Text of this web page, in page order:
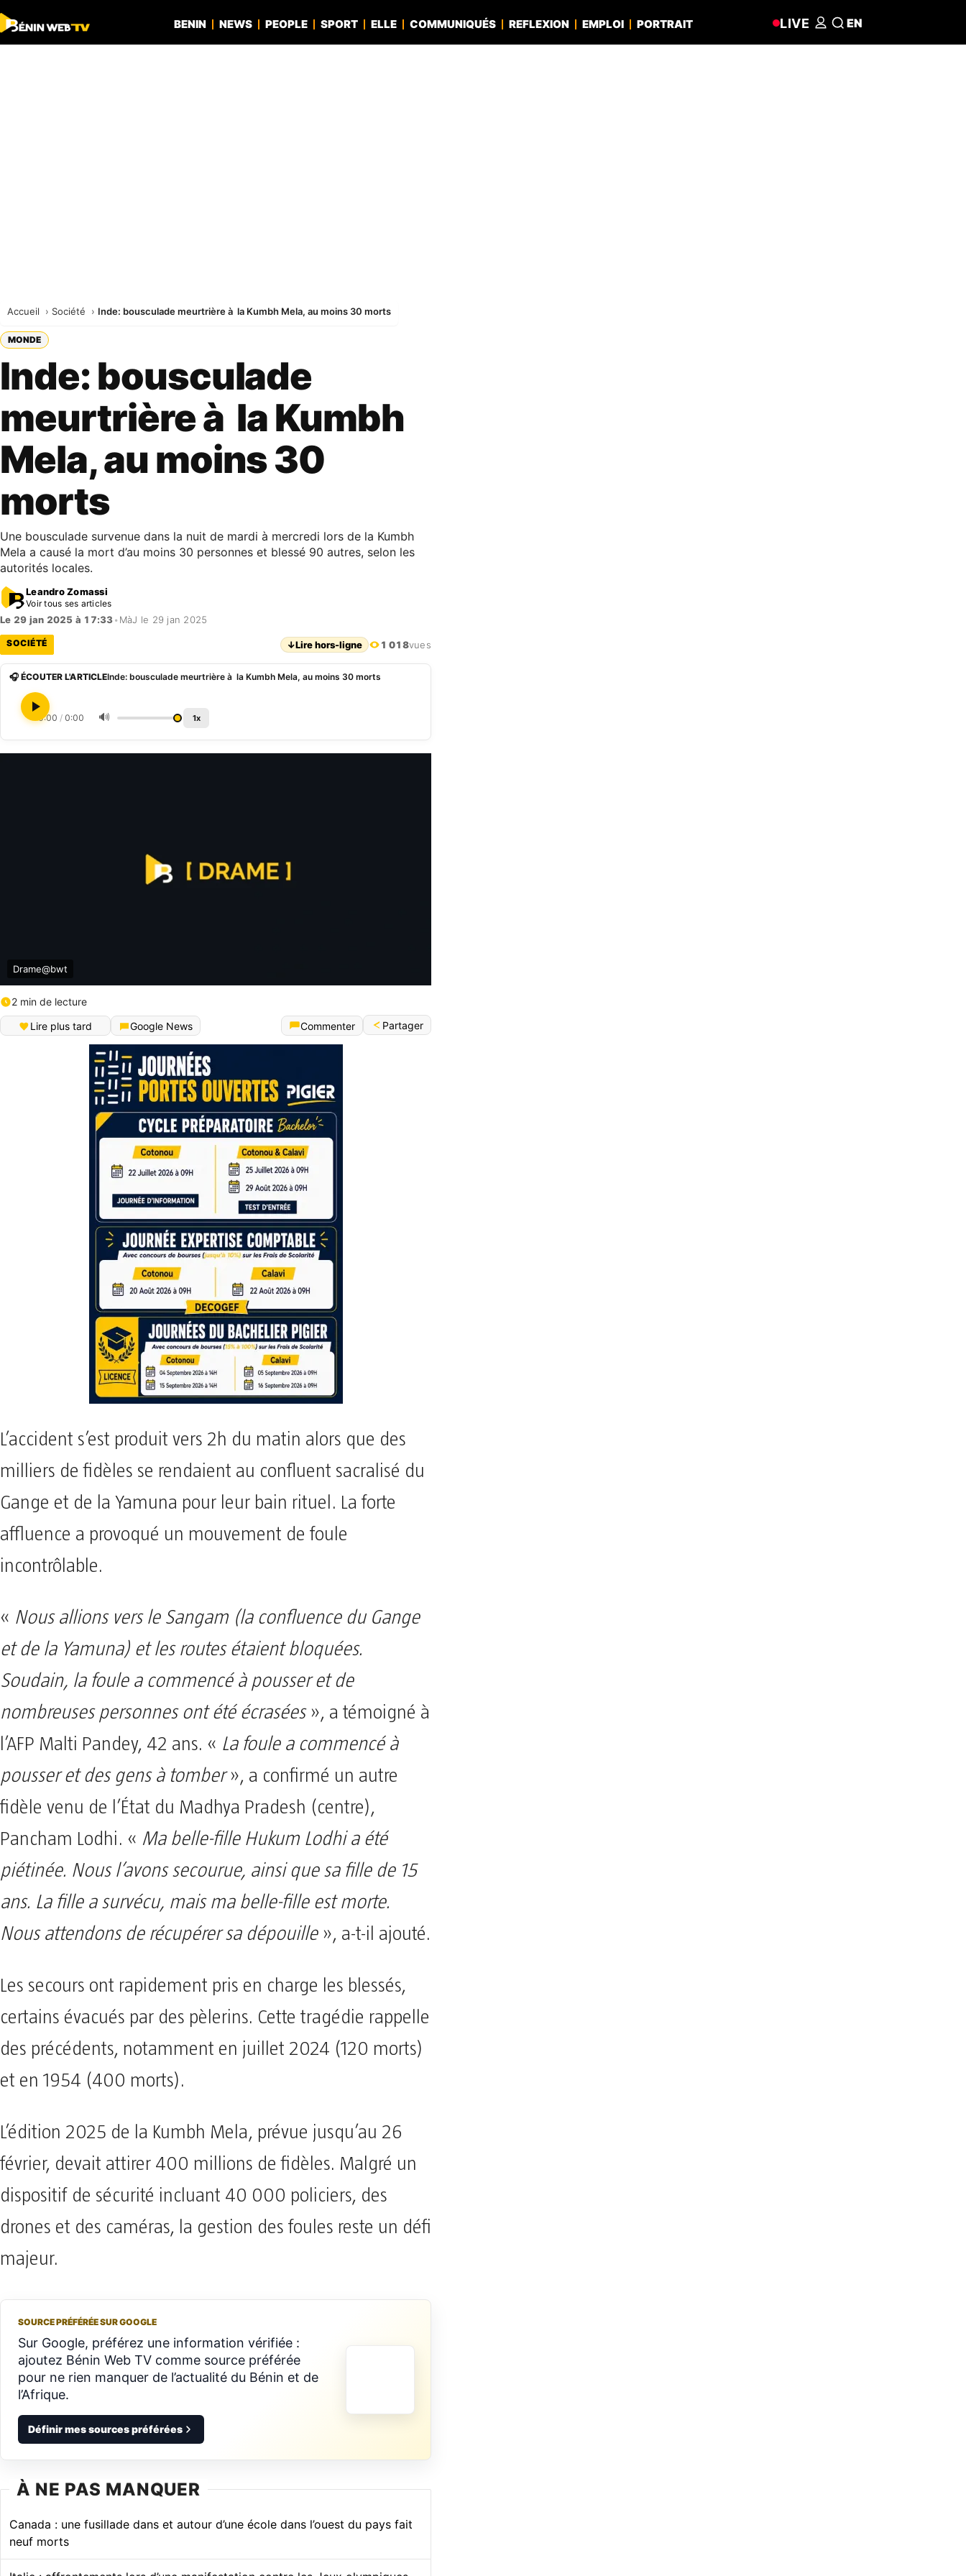
BENIN NEWS PEOPLE SPORT ELLE COMMUNIQUÉS REFLEXION EMPLOI PORTRAIT LIVE EN
Accueil Société Inde: bousculade meurtrière à la Kumbh Mela, au moins 30 morts
MONDE
Inde: bousculade
meurtrière à la Kumbh
Mela, au moins 30
morts
Une bousculade survenue dans la nuit de mardi à mercredi lors de la Kumbh
Mela a causé la mort d’au moins 30 personnes et blessé 90 autres, selon les
autorités locales.
Leandro Zomassi
Voir tous ses articles
Le 29 jan 2025 à 17:33• MàJ le 29 jan 2025
SOCIÉTÉ ↓Lire hors-ligne 1 018vues
🎧 ÉCOUTER L'ARTICLEInde: bousculade meurtrière à la Kumbh Mela, au moins 30 morts
0:00 / 0:00 🔊 1x
Drame@bwt
2 min de lecture
Lire plus tard
Google News Commenter Partager
L’accident s’est produit vers 2h du matin alors que des
milliers de fidèles se rendaient au confluent sacralisé du
Gange et de la Yamuna pour leur bain rituel. La forte
affluence a provoqué un mouvement de foule
incontrôlable.
« Nous allions vers le Sangam (la confluence du Gange
et de la Yamuna) et les routes étaient bloquées.
Soudain, la foule a commencé à pousser et de
nombreuses personnes ont été écrasées», a témoigné à
l’AFP Malti Pandey, 42 ans. « La foule a commencé à
pousser et des gens à tomber», a confirmé un autre
fidèle venu de l’État du Madhya Pradesh (centre),
Pancham Lodhi. « Ma belle-fille Hukum Lodhi a été
piétinée. Nous l’avons secourue, ainsi que sa fille de 15
ans. La fille a survécu, mais ma belle-fille est morte.
Nous attendons de récupérer sa dépouille», a-t-il ajouté.
Les secours ont rapidement pris en charge les blessés,
certains évacués par des pèlerins. Cette tragédie rappelle
des précédents, notamment en juillet 2024 (120 morts)
et en 1954 (400 morts).
L’édition 2025 de la Kumbh Mela, prévue jusqu’au 26
février, devait attirer 400 millions de fidèles. Malgré un
dispositif de sécurité incluant 40 000 policiers, des
drones et des caméras, la gestion des foules reste un défi
majeur.
SOURCE PRÉFÉRÉE SUR GOOGLE
Sur Google, préférez une information vérifiée :
ajoutez Bénin Web TV comme source préférée
pour ne rien manquer de l’actualité du Bénin et de
l’Afrique.
Définir mes sources préférées
À NE PAS MANQUER
Canada : une fusillade dans et autour d’une école dans l’ouest du pays fait
neuf morts